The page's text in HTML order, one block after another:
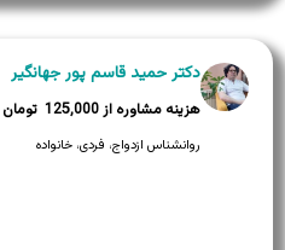
دکتر حمید قاسم پور جهانگیر
125,000
روانشناس ازدواج، فردی، خانواده